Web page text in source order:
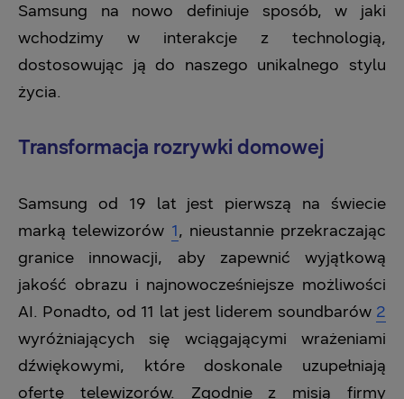
Samsung na nowo definiuje sposób, w jaki
wchodzimy w interakcje z technologią,
dostosowując ją do naszego unikalnego stylu
życia.
Transformacja rozrywki domowej
Samsung od 19 lat jest pierwszą na świecie
marką telewizorów 1, nieustannie przekraczając
granice innowacji, aby zapewnić wyjątkową
jakość obrazu i najnowocześniejsze możliwości
AI. Ponadto, od 11 lat jest liderem soundbarów 2
wyróżniających się wciągającymi wrażeniami
dźwiękowymi, które doskonale uzupełniają
ofertę telewizorów. Zgodnie z misją firmy